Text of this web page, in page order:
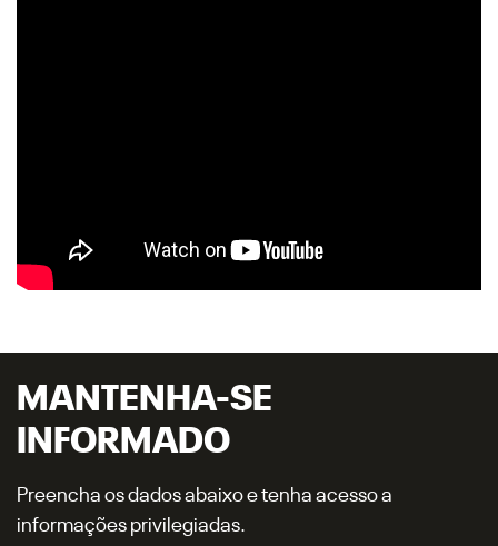
MANTENHA-SE
INFORMADO
Preencha os dados abaixo e tenha acesso a
informações privilegiadas.